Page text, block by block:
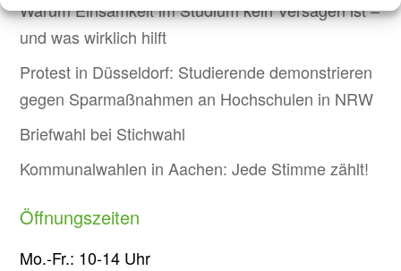
Warum Einsamkeit im Studium kein Versagen ist –
und was wirklich hilft
Protest in Düsseldorf: Studierende demonstrieren
gegen Sparmaßnahmen an Hochschulen in NRW
Briefwahl bei Stichwahl
Kommunalwahlen in Aachen: Jede Stimme zählt!
Öffnungszeiten
Mo.-Fr.: 10-14 Uhr